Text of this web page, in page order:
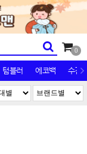
0
텀블러 에코백 수건/